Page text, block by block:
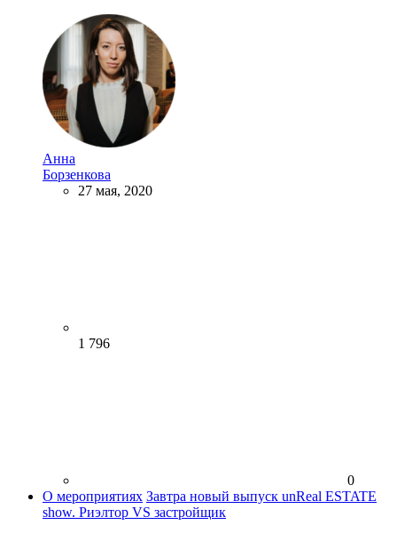
Анна
Борзенкова
27 мая, 2020
1 796
0
О мероприятиях Завтра новый выпуск unReal ESTATE
show. Риэлтор VS застройщик